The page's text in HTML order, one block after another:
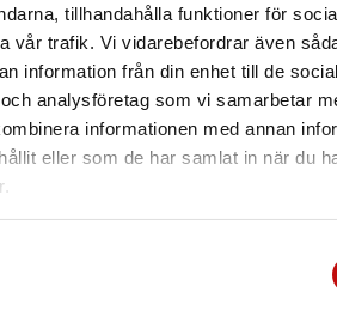
tillhandahålla funktioner för
vår trafik. Vi vidarebefordrar även
information från din enhet till de
analysföretag som vi samarbetar
informationen med annan
eller som de har samlat in när du
såklart på din syn, men även
din livsstil.
Läs mer